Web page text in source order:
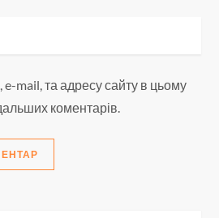
e-mail, та адресу сайту в цьому
коментарів.